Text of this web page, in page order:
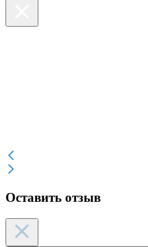
Оставить отзыв